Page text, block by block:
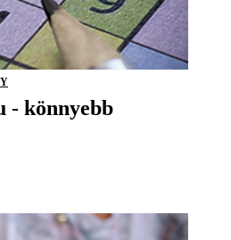
- könnyebb